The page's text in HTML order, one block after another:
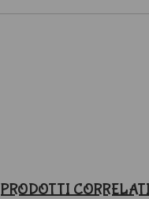
PRODOTTI CORRELATI